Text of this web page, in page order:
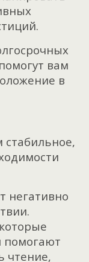
вам
в
стабильное,
негативно
помогают
чтение,